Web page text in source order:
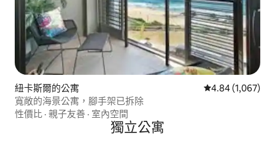
紐卡斯爾的公寓 從 1,067 則評價
4.84 (1,067)
寬敞的海景公寓，腳手架已拆除
性價比 · 親子友善 · 室內空間
獨立公寓